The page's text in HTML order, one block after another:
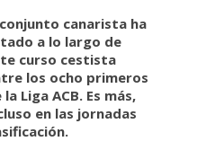
conjunto canarista ha
a lo largo de
curso cestista
los ocho primeros
la Liga ACB. Es más,
en las jornadas